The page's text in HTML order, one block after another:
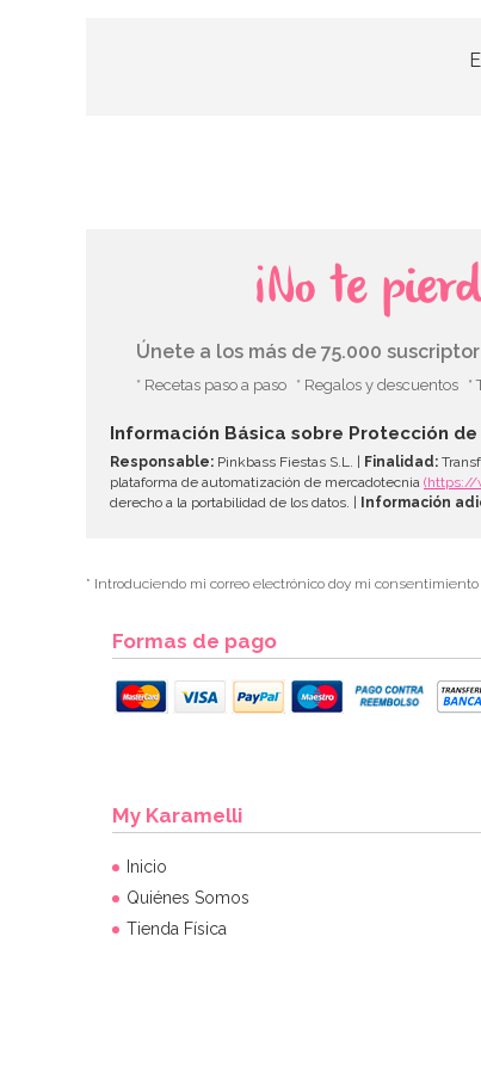
¡No te
Únete a los más de 75.000
* Recetas paso a paso * Regalos y descuentos *
Información Básica sobre Protección de
Responsable: Pinkbass Fiestas S.L. | Finalidad:
plataforma de automatización de mercadotecnia (https://
derecho a la portabilidad de los datos. | Información
* Introduciendo mi correo electrónico doy mi
Formas de pago
My Karamelli
Inicio
Quiénes Somos
Tienda Física